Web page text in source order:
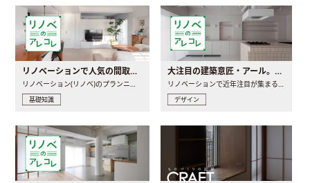
リノベーションで人気の間取りとは？トレンドの間取りと実例を徹底解説
リノベーション(リノベ)のプランニングで一番最初に決めるのは..
基礎知識
大注目の建築意匠・アール。人気の理由と空間に取り入れるポイント
リノベーションで近年注目が集まる建築意匠の一つであるアール..
デザイン